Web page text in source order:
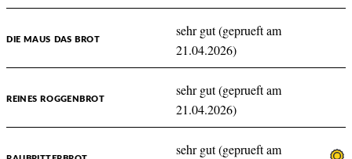
DIE MAUS DAS BROT
sehr gut (geprueft am
21.04.2026)
REINES ROGGENBROT
sehr gut (geprueft am
21.04.2026)
sehr gut (geprueft am